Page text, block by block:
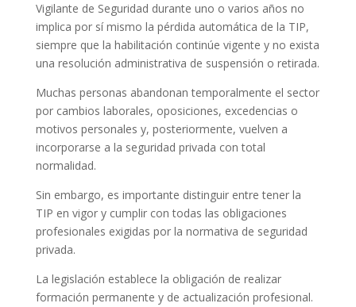
Vigilante de Seguridad durante uno o varios años no
implica por sí mismo la pérdida automática de la TIP,
siempre que la habilitación continúe vigente y no exista
una resolución administrativa de suspensión o retirada.
Muchas personas abandonan temporalmente el sector
por cambios laborales, oposiciones, excedencias o
motivos personales y, posteriormente, vuelven a
incorporarse a la seguridad privada con total
normalidad.
Sin embargo, es importante distinguir entre tener la
TIP en vigor y cumplir con todas las obligaciones
profesionales exigidas por la normativa de seguridad
privada.
La legislación establece la obligación de realizar
formación permanente y de actualización profesional.